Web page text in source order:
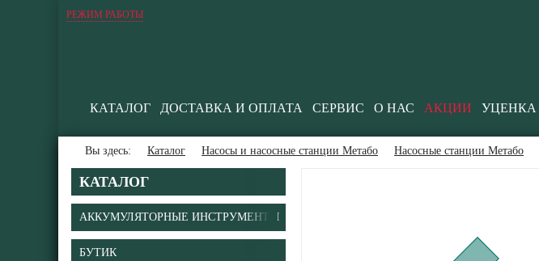
РЕЖИМ РАБОТЫ
КАТАЛОГ ДОСТАВКА И ОПЛАТА СЕРВИС О НАС АКЦИИ УЦЕНКА
Вы здесь: Каталог Насосы и насосные станции Метабо Насосные станции Метабо
КАТАЛОГ
АККУМУЛЯТОРНЫЕ ИНСТРУМЕНТЫ
БУТИК